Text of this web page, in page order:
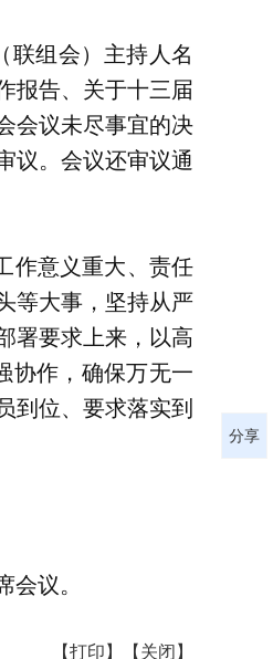
联组会）主持人名
报告、关于十三届
会议未尽事宜的决
议。会议还审议通
作意义重大、责任
等大事，坚持从严
署要求上来，以高
协作，确保万无一
到位、要求落实到
议。
【打印】 【关闭】
分享